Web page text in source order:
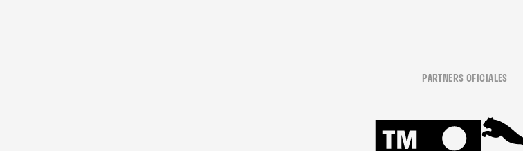
PARTNERS OFICIALES